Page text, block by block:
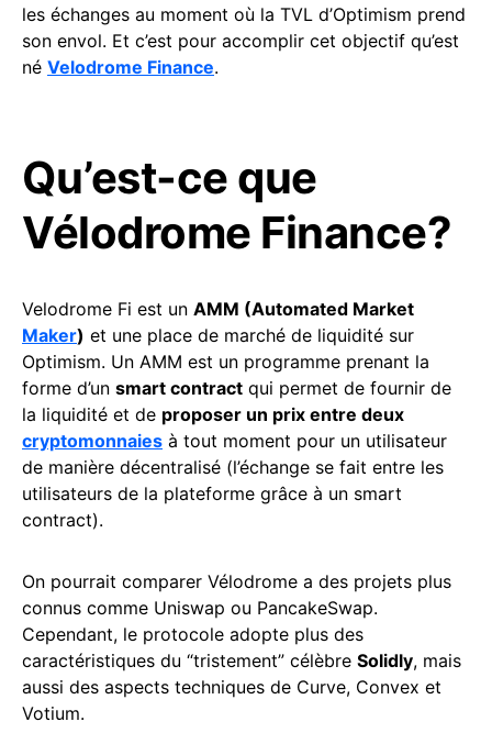
les échanges au moment où la TVL d’Optimism prend
son envol. Et c’est pour accomplir cet objectif qu’est
né Velodrome Finance.
Qu’est-ce que
Vélodrome Finance?
Velodrome Fi est un AMM (Automated Market
Maker) et une place de marché de liquidité sur
Optimism. Un AMM est un programme prenant la
forme d’un smart contract qui permet de fournir de
la liquidité et de proposer un prix entre deux
cryptomonnaies à tout moment pour un utilisateur
de manière décentralisé (l’échange se fait entre les
utilisateurs de la plateforme grâce à un smart
contract).
On pourrait comparer Vélodrome a des projets plus
connus comme Uniswap ou PancakeSwap.
Cependant, le protocole adopte plus des
caractéristiques du “tristement” célèbre Solidly, mais
aussi des aspects techniques de Curve, Convex et
Votium.